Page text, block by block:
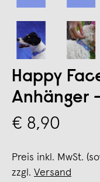
Happy
Anhänger
€ 8,90
Preis inkl. MwSt.
zzgl. Versand